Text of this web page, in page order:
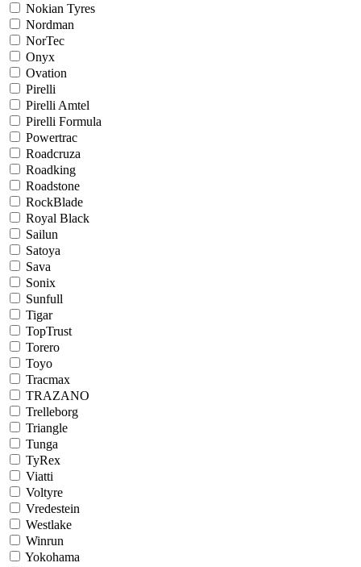
Nokian Tyres
Nordman
NorTec
Onyx
Ovation
Pirelli
Pirelli Amtel
Pirelli Formula
Powertrac
Roadcruza
Roadking
Roadstone
RockBlade
Royal Black
Sailun
Satoya
Sava
Sonix
Sunfull
Tigar
TopTrust
Torero
Toyo
Tracmax
TRAZANO
Trelleborg
Triangle
Tunga
TyRex
Viatti
Voltyre
Vredestein
Westlake
Winrun
Yokohama